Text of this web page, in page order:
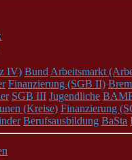
IV) Bund Arbeitsmarkt
Finanzierung (SGB II)
SGB III Jugendliche
(Kreise) Finanzierung
Berufsausbildung BaSta